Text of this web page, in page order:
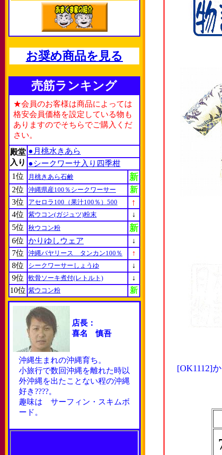
お奨め商品を見る
売筋ランキング
★会員のお客様は商品によっては
格安会員価格を設定している物も
ありますのでそちらでご購入くだ
さい。
殿堂
入り
●月桃水きあら
●シークワーサ入り四季柑
1位
月桃きあら石鹸 新
2位 沖縄県産100％シークワーサー
新
3位
アセロラ100（果汁100％）500 ↑
4位 紫ウコン(ガジュツ)粉末
↓
5位
秋ウコン粉 新
6位 かりゆしウェア
↓
7位
沖縄バヤリース タンカン100％
↑
8位
シークワーサーしょうゆ
↓
9位
軟骨ソーキ煮付(レトルト)
↓
10位 紫ウコン粉 新
店長：
喜名 慎吾
沖縄生まれの沖縄育ち。
小旅行で数回沖縄を離れた時以
外沖縄を出たことない程の沖縄
好き????。
趣味は サーフィン・スキムボ
ード。
[OK1112]